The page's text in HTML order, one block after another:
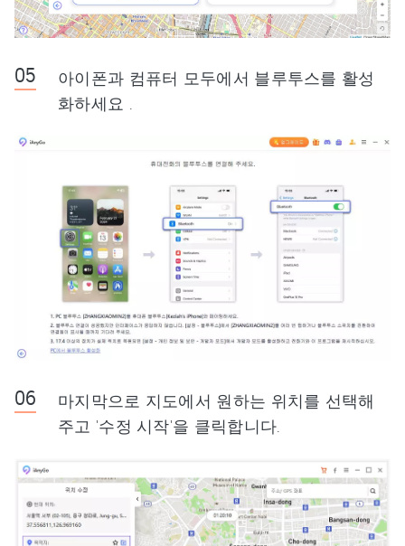
아이폰과 컴퓨터 모두에서 블루투스를 활성
화하세요 .
마지막으로 지도에서 원하는 위치를 선택해
주고 '수정 시작'을 클릭합니다.